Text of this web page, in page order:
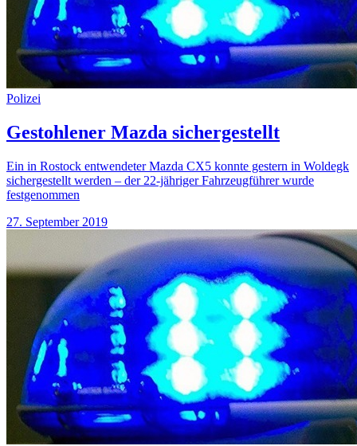
Polizei
Gestohlener Mazda sichergestellt
Ein in Rostock entwendeter Mazda CX5 konnte gestern in Woldegk
sichergestellt werden – der 22-jähriger Fahrzeugführer wurde
festgenommen
27. September 2019